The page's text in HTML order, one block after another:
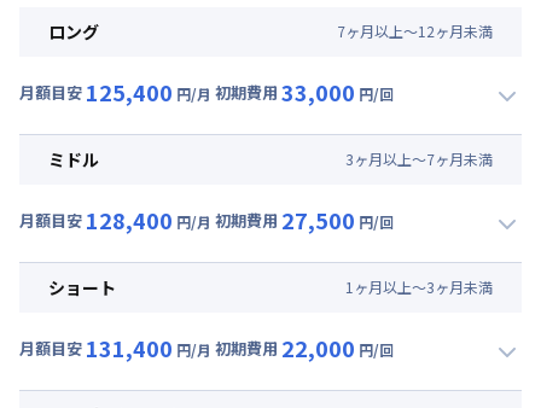
ロング 7ヶ月以上～12ヶ月未満
月額目安 125,400 円/月 初期費用 33,000 円/回
月額賃料目安(30日利用)
光熱費他 : 24,000円/月 (800円/日) (税抜)
その他費用 :
初期費用
ミドル 3ヶ月以上～7ヶ月未満
月額目安 128,400 円/月 初期費用 27,500 円/回
月額賃料目安(30日利用)
光熱費他 : 24,000円/月 (800円/日) (税抜)
ショート 1 ヶ月以上～3ヶ月未満
月額目安 131,400 円/月 初期費用 22,000 円/回